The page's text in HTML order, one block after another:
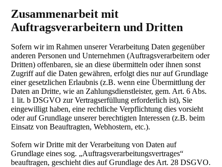
Zusammenarbeit mit
Auftragsverarbeitern und Dritten
Sofern wir im Rahmen unserer Verarbeitung Daten gegenüber
anderen Personen und Unternehmen (Auftragsverarbeitern oder
Dritten) offenbaren, sie an diese übermitteln oder ihnen sonst
Zugriff auf die Daten gewähren, erfolgt dies nur auf Grundlage
einer gesetzlichen Erlaubnis (z.B. wenn eine Übermittlung der
Daten an Dritte, wie an Zahlungsdienstleister, gem. Art. 6 Abs.
1 lit. b DSGVO zur Vertragserfüllung erforderlich ist), Sie
eingewilligt haben, eine rechtliche Verpflichtung dies vorsieht
oder auf Grundlage unserer berechtigten Interessen (z.B. beim
Einsatz von Beauftragten, Webhostern, etc.).
Sofern wir Dritte mit der Verarbeitung von Daten auf
Grundlage eines sog. „Auftragsverarbeitungsvertrages“
beauftragen, geschieht dies auf Grundlage des Art. 28 DSGVO.